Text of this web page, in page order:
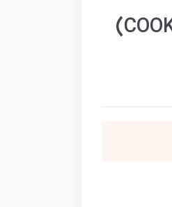
اورینگ درب سوپاپ نسوز هوندا کوکما (COOKMA)